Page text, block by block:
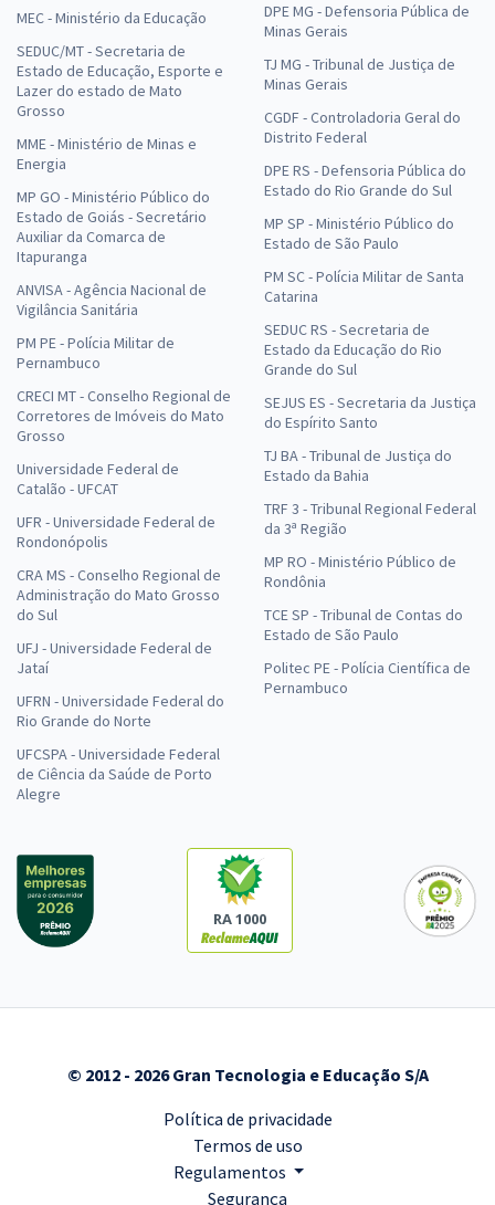
MEC - Ministério da Educação
SEDUC/MT - Secretaria de
Estado de Educação, Esporte e
Lazer do estado de Mato
Grosso
MME - Ministério de Minas e
Energia
MP GO - Ministério Público do
Estado de Goiás - Secretário
Auxiliar da Comarca de
Itapuranga
ANVISA - Agência Nacional de
Vigilância Sanitária
PM PE - Polícia Militar de
Pernambuco
CRECI MT - Conselho Regional de
Corretores de Imóveis do Mato
Grosso
Universidade Federal de
Catalão - UFCAT
UFR - Universidade Federal de
Rondonópolis
CRA MS - Conselho Regional de
Administração do Mato Grosso
do Sul
UFJ - Universidade Federal de
Jataí
UFRN - Universidade Federal do
Rio Grande do Norte
UFCSPA - Universidade Federal
de Ciência da Saúde de Porto
Alegre
DPE MG - Defensoria Pública de
Minas Gerais
TJ MG - Tribunal de Justiça de
Minas Gerais
CGDF - Controladoria Geral do
Distrito Federal
DPE RS - Defensoria Pública do
Estado do Rio Grande do Sul
MP SP - Ministério Público do
Estado de São Paulo
PM SC - Polícia Militar de Santa
Catarina
SEDUC RS - Secretaria de
Estado da Educação do Rio
Grande do Sul
SEJUS ES - Secretaria da Justiça
do Espírito Santo
TJ BA - Tribunal de Justiça do
Estado da Bahia
TRF 3 - Tribunal Regional Federal
da 3ª Região
MP RO - Ministério Público de
Rondônia
TCE SP - Tribunal de Contas do
Estado de São Paulo
Politec PE - Polícia Científica de
Pernambuco
RA 1000
© 2012 - 2026 Gran Tecnologia e Educação S/A
Política de privacidade
Termos de uso
Regulamentos
Segurança